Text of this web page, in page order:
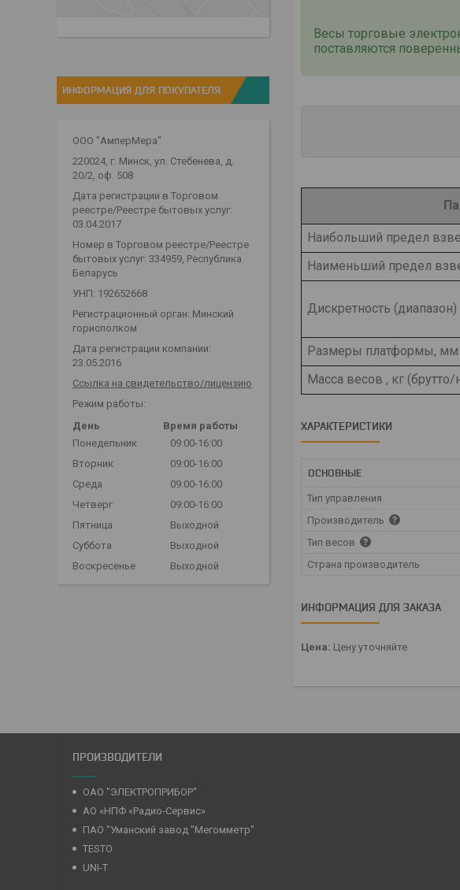
Весы торговые
поставляются
Наибольший предел
Наименьший предел
Дискретность (диапазон)
Размеры платформы, мм
Масса весов , кг (брутто/
ХАРАКТЕРИСТИКИ
ОСНОВНЫЕ
Тип управления
Производитель
Тип весов
Страна производитель
ИНФОРМАЦИЯ ДЛЯ ЗАКАЗА
Цена: Цену уточняйте
ИНФОРМАЦИЯ ДЛЯ ПОКУПАТЕЛЯ
ООО "АмперМера"
220024, г. Минск, ул. Стебенева, д.
20/2, оф. 508
Дата регистрации в Торговом
реестре/Реестре бытовых услуг:
03.04.2017
Номер в Торговом реестре/Реестре
бытовых услуг: 334959, Республика
Беларусь
УНП: 192652668
Регистрационный орган: Минский
горисполком
Дата регистрации компании:
23.05.2016
Ссылка на свидетельство/лицензию
Режим работы:
День
Время работы
Понедельник
09:00-16:00
Вторник
09:00-16:00
Среда
09:00-16:00
Четверг
09:00-16:00
Пятница
Выходной
Суббота
Выходной
Воскресенье
Выходной
ПРОИЗВОДИТЕЛИ
ОАО "ЭЛЕКТРОПРИБОР"
АО «НПФ «Радио-Сервис»
ПАО "Уманский завод "Мегомметр"
TESTO
UNI-T